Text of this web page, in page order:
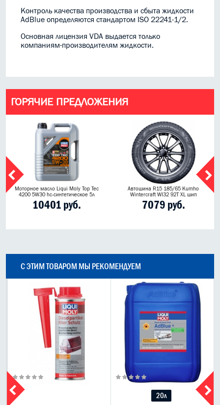
Контроль качества производства и сбыта жидкости
AdBlue определяются стандартом ISO 22241-1/2.
Основная лицензия VDA выдается только
компаниям-производителям жидкости.
ГОРЯЧИЕ ПРЕДЛОЖЕНИЯ
Моторное масло Liqui Moly Top Tec
4200 5W30 hc-синтетическое 5л
10401 руб.
Автошина R15 185/65 Kumho
Wintercraft WI32 92T XL шип
7079 руб.
С ЭТИМ ТОВАРОМ МЫ РЕКОМЕНДУЕМ
20л